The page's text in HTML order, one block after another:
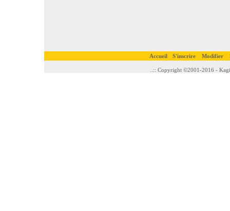
Accueil S'inscrire Modifier
..:: Copyright ©2001-2016 -